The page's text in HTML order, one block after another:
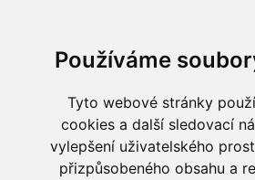
Používáme
Tyto webové stránky
cookies a další sledovací
vylepšení uživatelského
přizpůsobeného obsahu a